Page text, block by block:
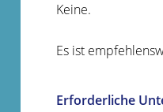
Keine.
Es ist
Erforderliche